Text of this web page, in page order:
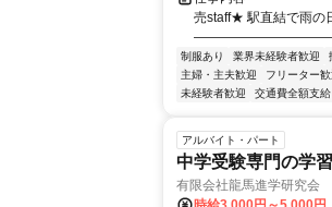
売staff★ 駅直結で雨の
制服あり 業界未経験者歓迎
主婦・主夫歓迎
フリーター歓
未経験者歓迎
交通費全額支給
アルバイト・パート
中学受験専門の学
有限会社龍馬進学研究会